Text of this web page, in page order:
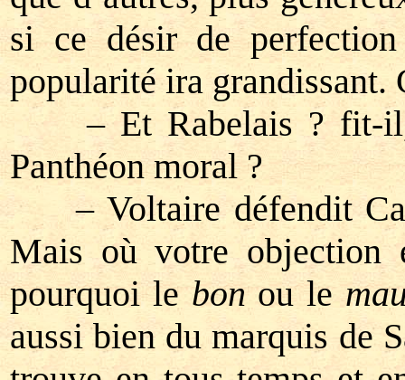
si ce désir de
popularité ira
– Et Rabelais ? fit-il,
Panthéon moral ?
– Voltaire défendit
Mais où votre objection
pourquoi lebonou le
aussi bien du marquis de